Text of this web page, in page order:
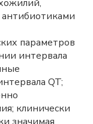
антибиотиками
параметров
интервала
QT;
клинически